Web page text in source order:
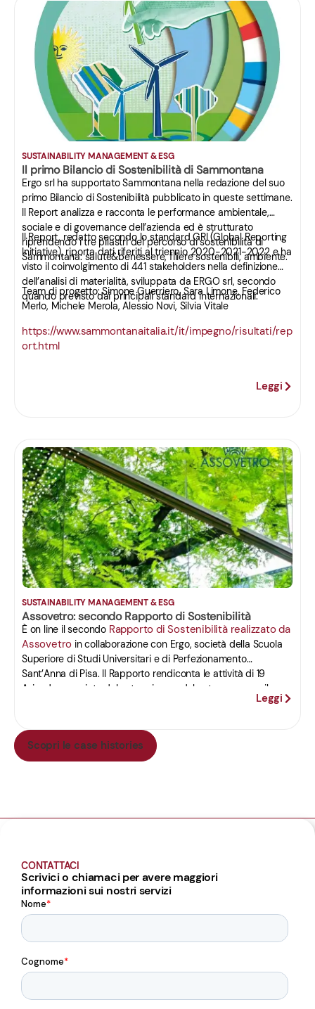
SUSTAINABILITY MANAGEMENT & ESG
Il primo Bilancio di Sostenibilità di Sammontana
Ergo srl ha supportato Sammontana nella redazione del suo
primo Bilancio di Sostenibilità pubblicato in queste settimane.
Il Report analizza e racconta le performance ambientale,
sociale e di governance dell’azienda ed è strutturato
riprendendo i tre pilastri del percorso di sostenibilità di
Sammontana: salute&benessere, filiere sostenibili, ambiente.
Il Report, redatto secondo lo standard GRI (Global Reporting
Initiative), riporta dati riferiti al triennio 2020-2021-2022 e ha
visto il coinvolgimento di 441 stakeholders nella definizione
dell’analisi di materialità, sviluppata da ERGO srl, secondo
quando previsto dai principali standard internazionali.
Team di progetto: Simone Guerriero, Sara Limone, Federico
Merlo, Michele Merola, Alessio Novi, Silvia Vitale
https://www.sammontanaitalia.it/it/impegno/risultati/rep
ort.html
Leggi
SUSTAINABILITY MANAGEMENT & ESG
Assovetro: secondo Rapporto di Sostenibilità
È on line il secondo Rapporto di Sostenibilità realizzato da
Assovetro in collaborazione con Ergo, società della Scuola
Superiore di Studi Universitari e di Perfezionamento
Sant’Anna di Pisa. Il Rapporto rendiconta le attività di 19
Aziende associate del vetro piano e del vetro cavo per il
Ville di Roma, nel corso del tradizionale appuntamento
annuale dell’Associazione con la stampa.
Leggi
Scopri le case histories
CONTATTACI
Scrivici o chiamaci per avere maggiori
informazioni sui nostri servizi